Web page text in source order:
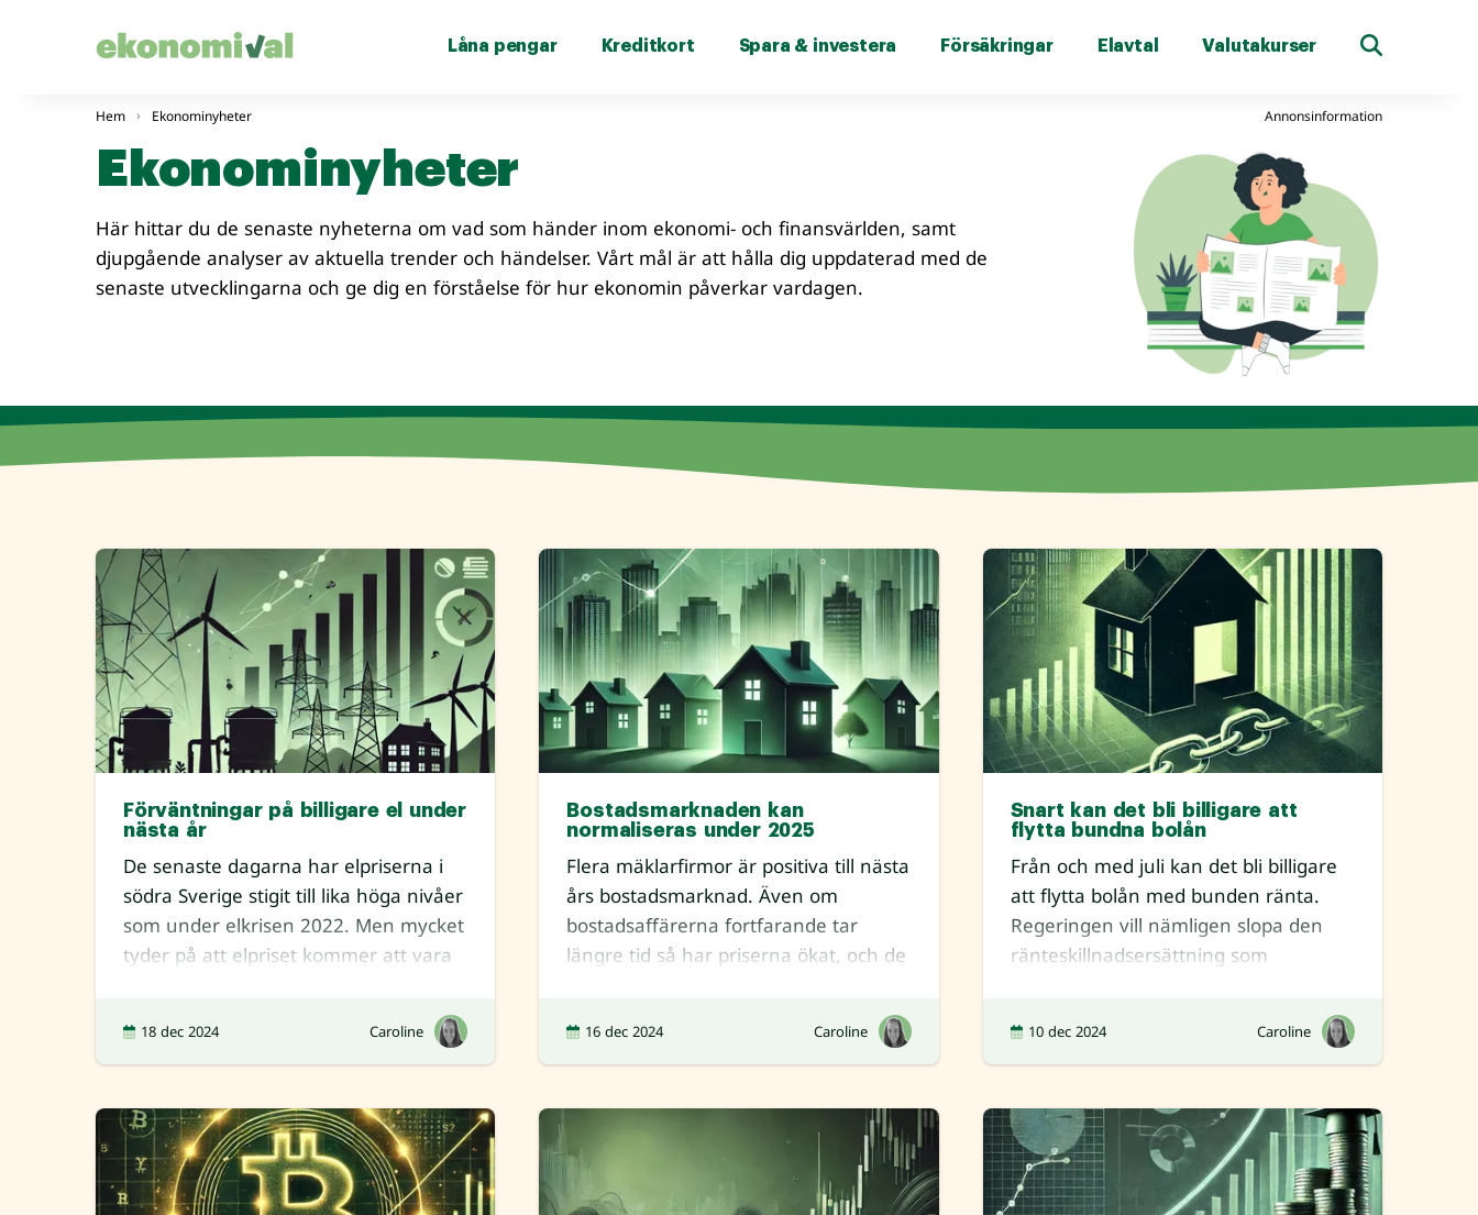
Låna pengar Kreditkort Spara & investera Försäkringar Elavtal Valutakurser
Hem Ekonominyheter Annonsinformation
Ekonominyheter
Här hittar du de senaste nyheterna om vad som händer inom ekonomi- och finansvärlden, samt
djupgående analyser av aktuella trender och händelser. Vårt mål är att hålla dig uppdaterad med de
senaste utvecklingarna och ge dig en förståelse för hur ekonomin påverkar vardagen.
Förväntningar på billigare el under
nästa år
De senaste dagarna har elpriserna i
södra Sverige stigit till lika höga nivåer
som under elkrisen 2022. Men mycket
tyder på att elpriset kommer att vara
18 dec 2024 Caroline
Bostadsmarknaden kan
normaliseras under 2025
Flera mäklarfirmor är positiva till nästa
års bostadsmarknad. Även om
bostadsaffärerna fortfarande tar
längre tid så har priserna ökat, och de
16 dec 2024 Caroline
Snart kan det bli billigare att
flytta bundna bolån
Från och med juli kan det bli billigare
att flytta bolån med bunden ränta.
Regeringen vill nämligen slopa den
ränteskillnadsersättning som
10 dec 2024 Caroline